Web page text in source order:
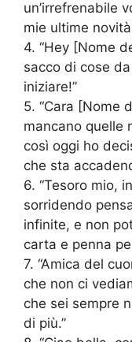
un’irrefrenabile
mie ultime
4. “Hey [Nome
sacco di cose
iniziare!”
5. “Cara [Nome
mancano quelle
così oggi ho
che sta
6. “Tesoro mio,
sorridendo
infinite, e non
carta e penna
7. “Amica del
che non ci
che sei sempre
di più.”